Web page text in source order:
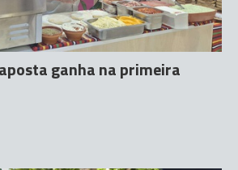
ganha na primeira